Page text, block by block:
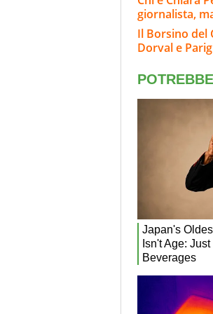
giornalista,
Il Borsino del
Dorval e